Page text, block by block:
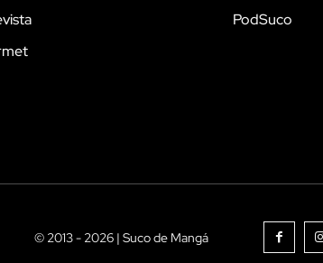
PodSuco
© 2013 - 2026 | Suco de Mangá